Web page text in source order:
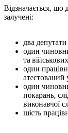
Відзначається, що
залучені:
два
один
та
один
один
покарань,
виконавчої
шість